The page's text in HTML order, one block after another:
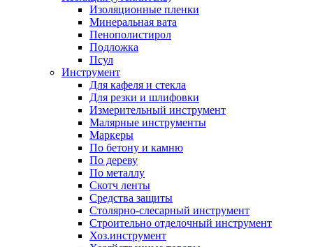
Изоляционные пленки
Минеральная вата
Пенополистирол
Подложка
Псул
Инструмент
Для кафеля и стекла
Для резки и шлифовки
Измерительный инструмент
Малярные инструменты
Маркеры
По бетону и камню
По дереву
По металлу
Скотч ленты
Средства защиты
Столярно-слесарный инструмент
Строительно отделочный инструмент
Хоз.инструмент